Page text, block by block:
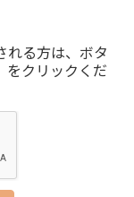
れる方は、ボタ
をクリックくだ